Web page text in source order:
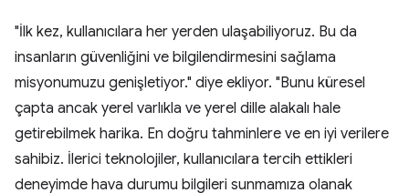
"İlk kez, kullanıcılara her yerden ulaşabiliyoruz. Bu da
insanların güvenliğini ve bilgilendirmesini sağlama
misyonumuzu genişletiyor." diye ekliyor. "Bunu küresel
çapta ancak yerel varlıkla ve yerel dille alakalı hale
getirebilmek harika. En doğru tahminlere ve en iyi verilere
sahibiz. İlerici teknolojiler, kullanıcılara tercih ettikleri
deneyimde hava durumu bilgileri sunmamıza olanak